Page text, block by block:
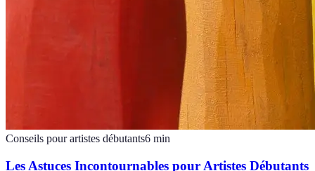
Conseils pour artistes débutants6 min
Les Astuces Incontournables pour Artistes Débutants